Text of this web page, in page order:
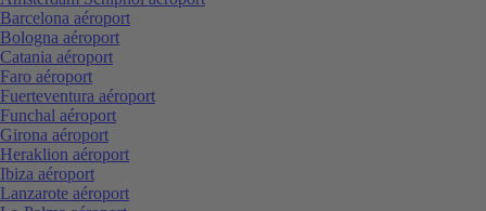
Barcelona aéroport
Bologna aéroport
Catania aéroport
Faro aéroport
Fuerteventura aéroport
Funchal aéroport
Girona aéroport
Heraklion aéroport
Ibiza aéroport
Lanzarote aéroport